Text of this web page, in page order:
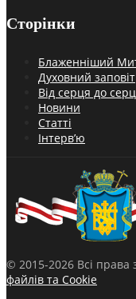
Сторінки
Блаженніший
Духовний заповіт
Від серця до
Новини
Статті
Інтерв’ю
© 2015-2026 Всі права
файлів та Cookie